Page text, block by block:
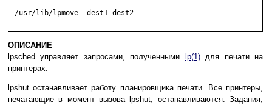
/usr/lib/lpmove  dest1 dest2
ОПИСАНИЕ
lpsched управляет запросами, полученными
lp(1)для печати на
принтерах.
lpshut останавливает работу планировщика печати. Все принтеры,
печатающие в момент вызова lpshut, останавливаются. Задания,